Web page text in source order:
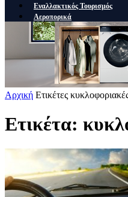
Εναλλακτικός Τουρισμός
Αεροπορικά
Αρχική Ετικέτες
Ετικέτα: